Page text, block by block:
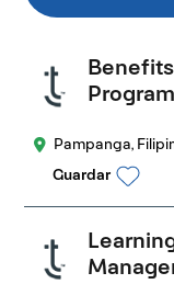
Pampanga,
Guardar